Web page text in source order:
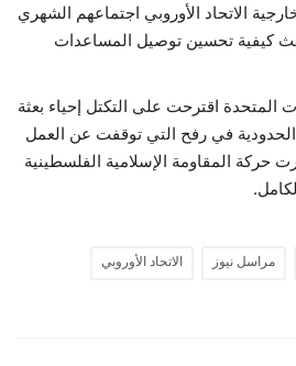
الاتحاد الأوروبي اجتماعهم الشهري
كيفية تحسين توصيل المساعدات
المتحدة اقترحت على التكتل إحياء بعثة
الحدودية في رفح التي توقفت عن العمل
سيطرت حركة المقاومة الإسلامية الفلسطينية
مراسل نيوز الاتحاد الأوروبي